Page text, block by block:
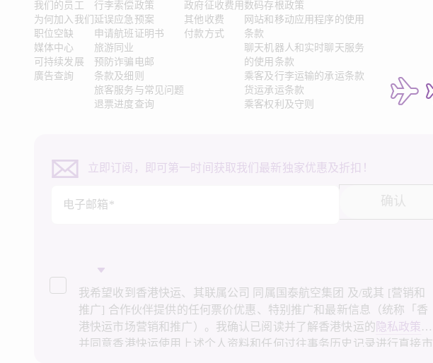
我们的员工
为何加入我们
职位空缺
媒体中心
可持续发展
廣告查詢
行李索偿政策
延误应急预案
申请航班证明书
旅游同业
预防诈骗电邮
条款及细则
旅客服务与常见问题
退票进度查询
政府征收费用
其他收费
付款方式
数码存根政策
网站和移动应用程序的使用
条款
聊天机器人和实时聊天服务
的使用条款
乘客及行李运输的承运条款
货运承运条款
乘客权利及守则
立即订阅，即可第一时间获取我们最新独家优惠及折扣！
电子邮箱* 确认
我希望收到香港快运、其联属公司 同属国泰航空集团 及/或其 [营销和
推广] 合作伙伴提供的任何票价优惠、特别推广和最新信息（统称「香
港快运市场营销和推广）。我确认已阅读并了解香港快运的 隐私政策，
并同意香港快运使用上述个人资料和任何过往事务历史记录进行直接市